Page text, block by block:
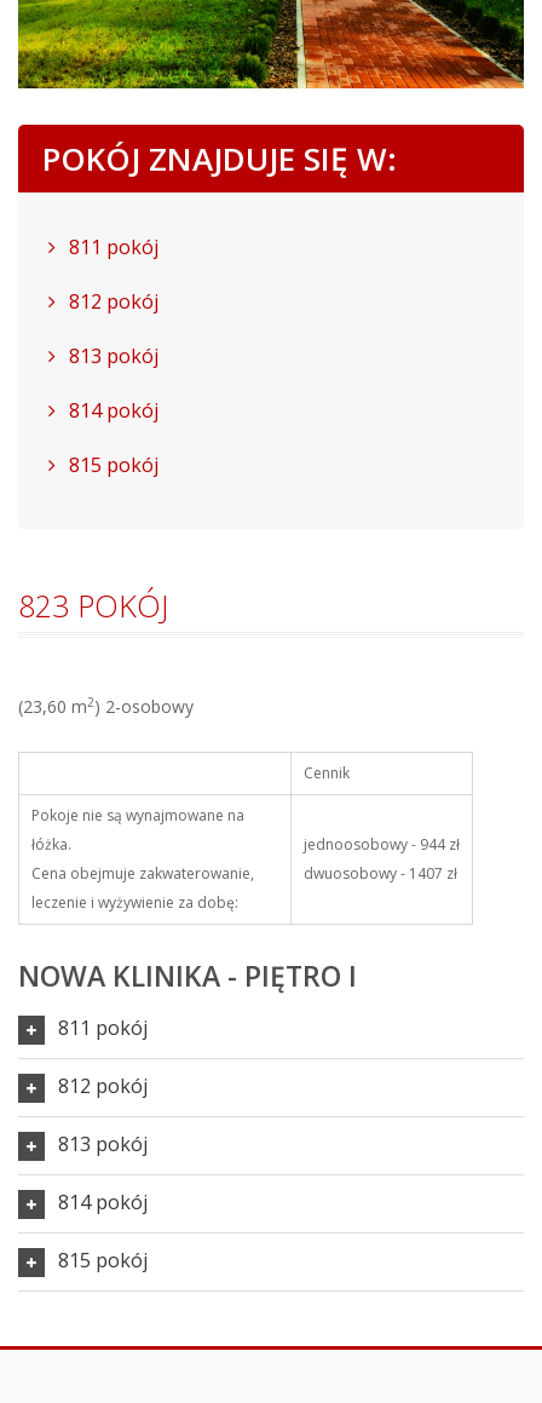
POKÓJ ZNAJDUJE SIĘ W:
811 pokój
812 pokój
813 pokój
814 pokój
815 pokój
823 POKÓJ
(23,60 m2) 2-osobowy
Cennik
Pokoje nie są wynajmowane na
łóżka.
Cena obejmuje zakwaterowanie,
leczenie i wyżywienie za dobę:
jednoosobowy - 944 zł
dwuosobowy - 1407 zł
NOWA KLINIKA - PIĘTRO I
811 pokój
812 pokój
813 pokój
814 pokój
815 pokój